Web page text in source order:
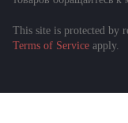
This site is protected by
Terms of Service apply.